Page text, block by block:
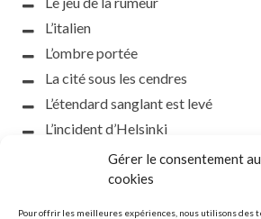
Gérer le consentement
cookies
Pour offrir les meilleures expériences, nous utilisons des
L’italien
L’ombre portée
La cité sous les cendres
L’étendard sanglant est levé
L’incident d’Helsinki
la petite fasciste
Toutes les nuances de la nuit